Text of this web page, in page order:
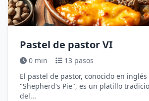
Pastel de pastor VI
0 min
13 pasos
El pastel de pastor, conocido en inglés
"Shepherd's Pie", es un platillo
del...